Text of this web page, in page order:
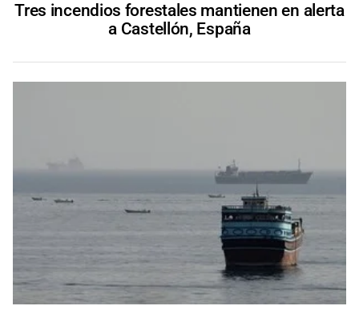
Tres incendios forestales mantienen en alerta
a Castellón, España